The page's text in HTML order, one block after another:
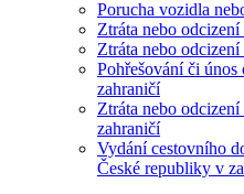
Porucha vozidla
Ztráta nebo
Ztráta nebo
Pohřešování či
zahraničí
Ztráta nebo
zahraničí
Vydání cestovního
České republiky v